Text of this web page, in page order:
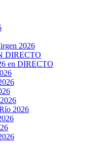
2026
DIRECTO
en DIRECTO
2026